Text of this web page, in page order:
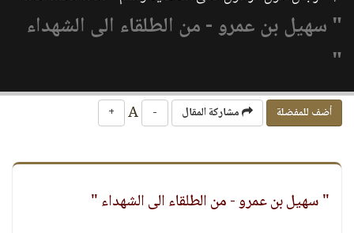
" سهيل بن عمرو - من الطلقاء الى الشهداء
"
أضف للمفضلة مشاركة المقال -
+
" سهيل بن عمرو - من الطلقاء الى الشهداء "